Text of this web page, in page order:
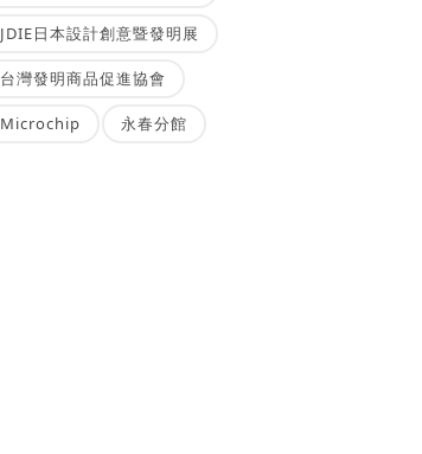
JDIE日本設計創意暨發明展
台灣發明商品促進協會
Microchip 永春分館